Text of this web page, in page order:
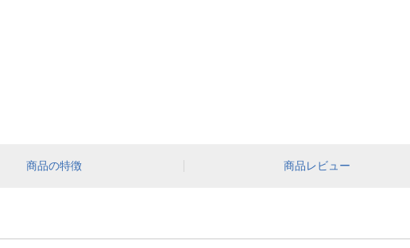
商品の特徴 商品レビュー